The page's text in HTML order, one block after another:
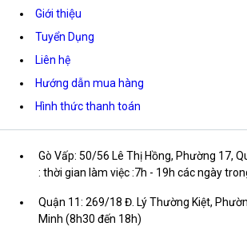
Giới thiệu
Tuyển Dụng
Liên hệ
Hướng dẫn mua hàng
Hình thức thanh toán
Gò Vấp: 50/56 Lê Thị Hồng, Phường 17,
: thời gian làm việc :7h - 19h các ngày
Quận 11: 269/18 Đ. Lý Thường Kiệt,
Minh (8h30 đến 18h)